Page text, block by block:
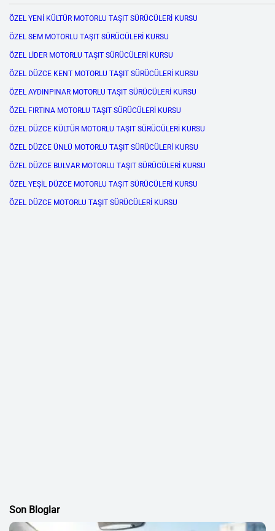
ÖZEL YENİ KÜLTÜR MOTORLU TAŞIT SÜRÜCÜLERİ KURSU
ÖZEL SEM MOTORLU TAŞIT SÜRÜCÜLERİ KURSU
ÖZEL LİDER MOTORLU TAŞIT SÜRÜCÜLERİ KURSU
ÖZEL DÜZCE KENT MOTORLU TAŞIT SÜRÜCÜLERİ KURSU
ÖZEL AYDINPINAR MOTORLU TAŞIT SÜRÜCÜLERİ KURSU
ÖZEL FIRTINA MOTORLU TAŞIT SÜRÜCÜLERİ KURSU
ÖZEL DÜZCE KÜLTÜR MOTORLU TAŞIT SÜRÜCÜLERİ KURSU
ÖZEL DÜZCE ÜNLÜ MOTORLU TAŞIT SÜRÜCÜLERİ KURSU
ÖZEL DÜZCE BULVAR MOTORLU TAŞIT SÜRÜCÜLERİ KURSU
ÖZEL YEŞİL DÜZCE MOTORLU TAŞIT SÜRÜCÜLERİ KURSU
ÖZEL DÜZCE MOTORLU TAŞIT SÜRÜCÜLERİ KURSU
Son Bloglar